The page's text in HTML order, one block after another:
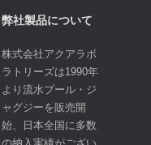
弊社製品について
株式会社アクアラボ
ラトリーズは1990年
より流水プール・ジ
ャグジーを販売開
始、日本全国に多数
の納入実績がござい